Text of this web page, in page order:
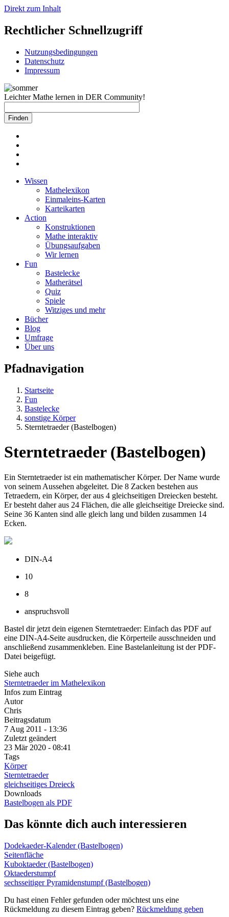
Direkt zum Inhalt
Rechtlicher Schnellzugriff
Nutzungsbedingungen
Datenschutz
Impressum
Leichter Mathe lernen in DER Community!
Wissen
Mathelexikon
Einmaleins-Karten
Karteikarten
Action
Konstruktionen
Mathe interaktiv
Übungsaufgaben
Wir lernen
Fun
Bastelecke
Matherätsel
Quiz
Spiele
Witziges und mehr
Bücher
Blog
Umfrage
Über uns
Pfadnavigation
Startseite
Fun
Bastelecke
sonstige Körper
Sterntetraeder (Bastelbogen)
Sterntetraeder (Bastelbogen)
Ein Sterntetraeder ist ein mathematischer Körper. Der Name wurde
von seinem Aussehen abgeleitet. Die 8 Zacken bestehen aus
Tetraedern, ein Körper, der aus 4 gleichseitigen Dreiecken besteht.
Er besteht daher aus 24 Flächen, die alle gleichseitige Dreiecke sind.
Seine 36 Kanten sind alle gleich lang und bilden zusammen 14
Ecken.
DIN-A4
10
8
anspruchsvoll
Bastel dir jetzt dein eigenen Sterntetraeder: Einfach das PDF auf
eine DIN-A4-Seite ausdrucken, die Körperteile ausschneiden und
anschließend zusammenkleben. Eine Bastelanleitung ist der PDF-
Datei beigefügt.
Siehe auch
Sterntetraeder im Mathelexikon
Infos zum Eintrag
Autor
Chris
Beitragsdatum
7 Aug 2011 - 13:36
Zuletzt geändert
23 Mär 2020 - 08:41
Tags
Körper
Sterntetraeder
gleichseitiges Dreieck
Downloads
Bastelbogen als PDF
Das könnte dich auch interessieren
Dodekaeder-Kalender (Bastelbogen)
Seitenfläche
Kuboktaeder (Bastelbogen)
Oktaederstumpf
sechsseitiger Pyramidenstumpf (Bastelbogen)
Du hast einen Fehler gefunden oder möchtest uns eine
Rückmeldung zu diesem Eintrag geben? Rückmeldung geben